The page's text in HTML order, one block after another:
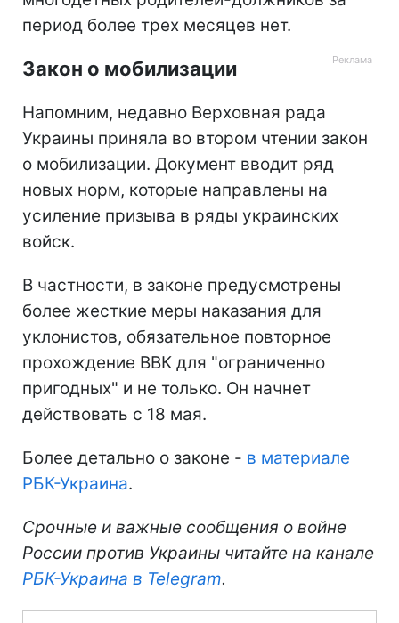
период более трех месяцев нет.
Закон о мобилизации
Напомним, недавно Верховная рада
Украины приняла во втором чтении закон
о мобилизации. Документ вводит ряд
новых норм, которые направлены на
усиление призыва в ряды украинских
войск.
В частности, в законе предусмотрены
более жесткие меры наказания для
уклонистов, обязательное повторное
прохождение ВВК для "ограниченно
пригодных" и не только. Он начнет
действовать с 18 мая.
Более детально о законе - в материале
РБК-Украина.
Срочные и важные сообщения о войне
России против Украины читайте на канале
РБК-Украина в Telegram.